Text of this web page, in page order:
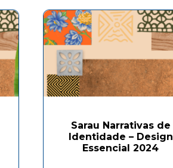
Sarau Narrativas de
Identidade – Design
Essencial 2024